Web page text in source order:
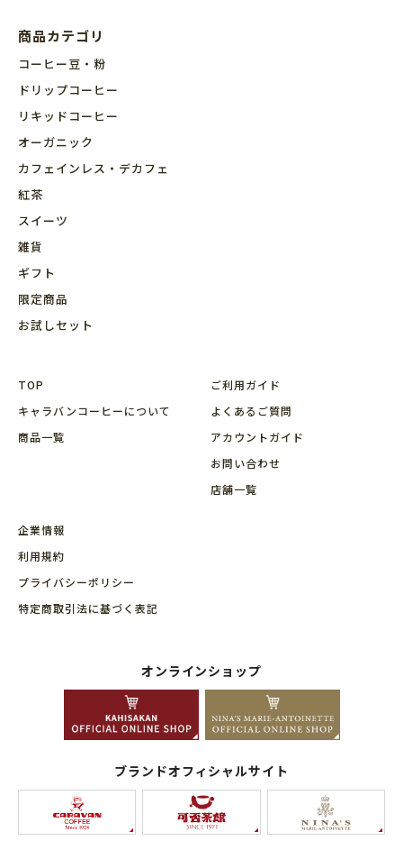
商品カテゴリ
コーヒー豆・粉
ドリップコーヒー
リキッドコーヒー
オーガニック
カフェインレス・デカフェ
紅茶
スイーツ
雑貨
ギフト
限定商品
お試しセット
TOP
キャラバンコーヒーについて
商品⼀覧
ご利用ガイド
よくあるご質問
アカウントガイド
お問い合わせ
店舗⼀覧
企業情報
利用規約
プライバシーポリシー
特定商取引法に基づく表記
オンラインショップ
ブランドオフィシャルサイト